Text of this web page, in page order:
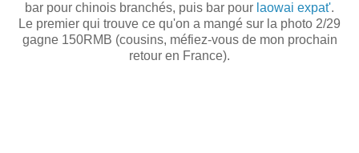
bar pour chinois branchés, puis bar pour laowai expat'.
Le premier qui trouve ce qu'on a mangé sur la photo 2/29
gagne 150RMB (cousins, méfiez-vous de mon prochain
retour en France).